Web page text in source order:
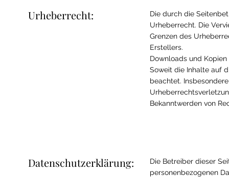
Urheberrecht:
Die durch die
Urheberrecht. Die
Grenzen des
Erstellers.
Downloads und
Soweit die Inhalte auf
beachtet.
Bekanntwerden von
Datenschutzerklärung:
Die Betreiber dieser
personenbezogenen